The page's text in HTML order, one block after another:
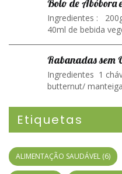
Bolo de Abóbora
Ingredientes :
40ml de bebida
Rabanadas sem
Ingredientes 1
butternut/
Etiquetas
ALIMENTAÇÃO SAUDÁVEL (6)